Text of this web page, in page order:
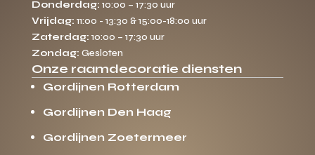
Donderdag: 10:00 – 17:30 uur
Vrijdag: 11:00 - 13:30 & 15:00-18:00 uur
Zaterdag: 10:00 – 17:30 uur
Zondag: Gesloten
Onze raamdecoratie diensten
Gordijnen Rotterdam
Gordijnen Den Haag
Gordijnen Zoetermeer